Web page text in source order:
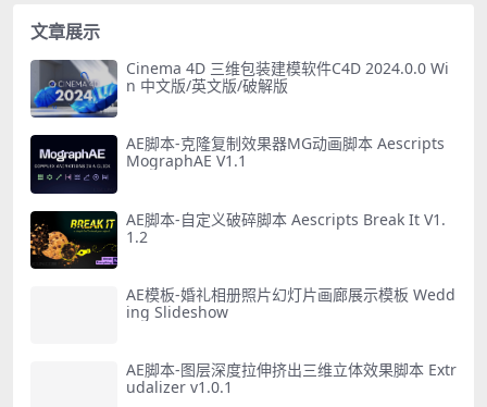
文章展示
Cinema 4D 三维包装建模软件C4D 2024.0.0 Wi
n 中文版/英文版/破解版
AE脚本-克隆复制效果器MG动画脚本 Aescripts
MographAE V1.1
AE脚本-自定义破碎脚本 Aescripts Break It V1.
1.2
AE模板-婚礼相册照片幻灯片画廊展示模板 Wedd
ing Slideshow
AE脚本-图层深度拉伸挤出三维立体效果脚本 Extr
udalizer v1.0.1